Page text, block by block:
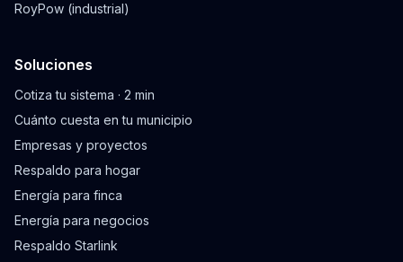
RoyPow (industrial)
Soluciones
Cotiza tu sistema · 2 min
Cuánto cuesta en tu municipio
Empresas y proyectos
Respaldo para hogar
Energía para finca
Energía para negocios
Respaldo Starlink